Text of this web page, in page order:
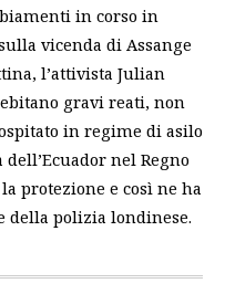
in corso in
vicenda di Assange
l’attivista Julian
gravi reati, non
in regime di asilo
nel Regno
protezione e così ne ha
della polizia londinese.